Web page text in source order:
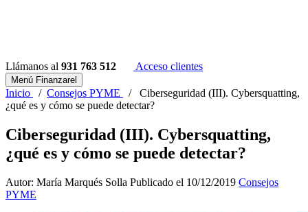
Llámanos al 931 763 512 Acceso clientes
Menú Finanzarel
Inicio / Consejos PYME / Ciberseguridad (III). Cybersquatting,
¿qué es y cómo se puede detectar?
Ciberseguridad (III). Cybersquatting,
¿qué es y cómo se puede detectar?
Autor: María Marqués Solla Publicado el 10/12/2019 Consejos
PYME